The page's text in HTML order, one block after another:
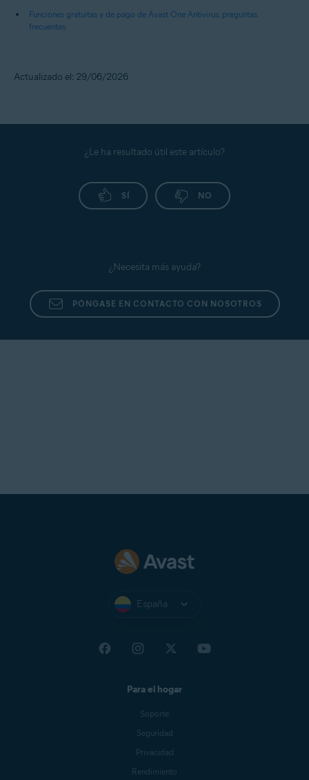
Funciones gratuitas y de pago de Avast One Antivirus: preguntas
frecuentes
Actualizado el: 29/06/2026
¿Le ha resultado útil este artículo?
SÍ NO
¿Necesita más ayuda?
PÓNGASE EN CONTACTO CON NOSOTROS
España
Para el hogar
Soporte
Seguridad
Privacidad
Rendimiento